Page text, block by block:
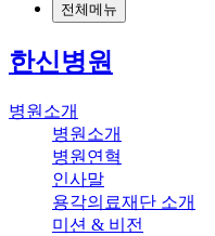
전체메뉴
한신병원
병원소개
병원소개
병원연혁
인사말
용각의료재단 소개
미션 & 비전